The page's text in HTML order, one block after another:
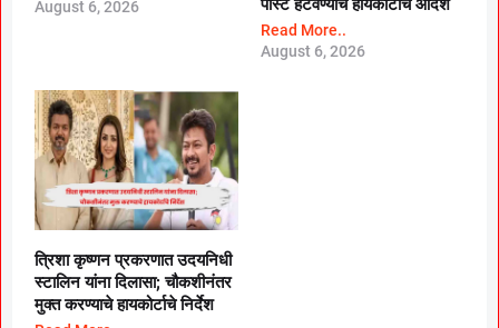
August 6, 2026 पोस्ट हटवण्याचे हायकोर्टाचे आदेश
Read More..
August 6, 2026
त्रिशा कृष्णन प्रकरणात उदयनिधी
स्टालिन यांना दिलासा; चौकशीनंतर
मुक्त करण्याचे हायकोर्टाचे निर्देश